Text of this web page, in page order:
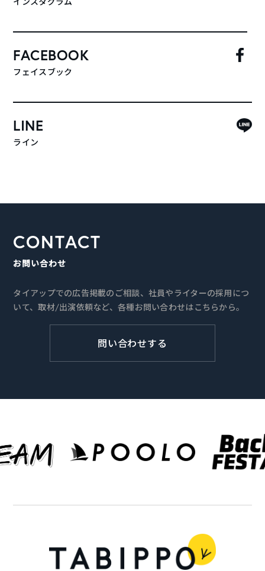
FACEBOOK
フェイスブック
LINE
ライン
CONTACT
お問い合わせ
タイアップでの広告掲載のご相談、社員やライターの採用につ
いて、取材/出演依頼など、各種お問い合わせはこちらから。
問い合わせする